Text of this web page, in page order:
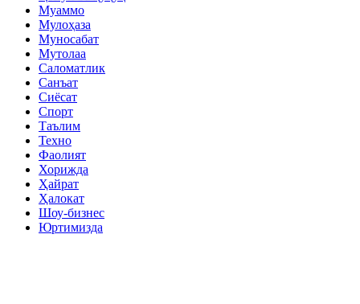
Муаммо
Мулоҳаза
Муносабат
Мутолаа
Саломатлик
Санъат
Сиёсат
Спорт
Таълим
Техно
Фаолият
Хорижда
Ҳайрат
Ҳалокат
Шоу-бизнес
Юртимизда